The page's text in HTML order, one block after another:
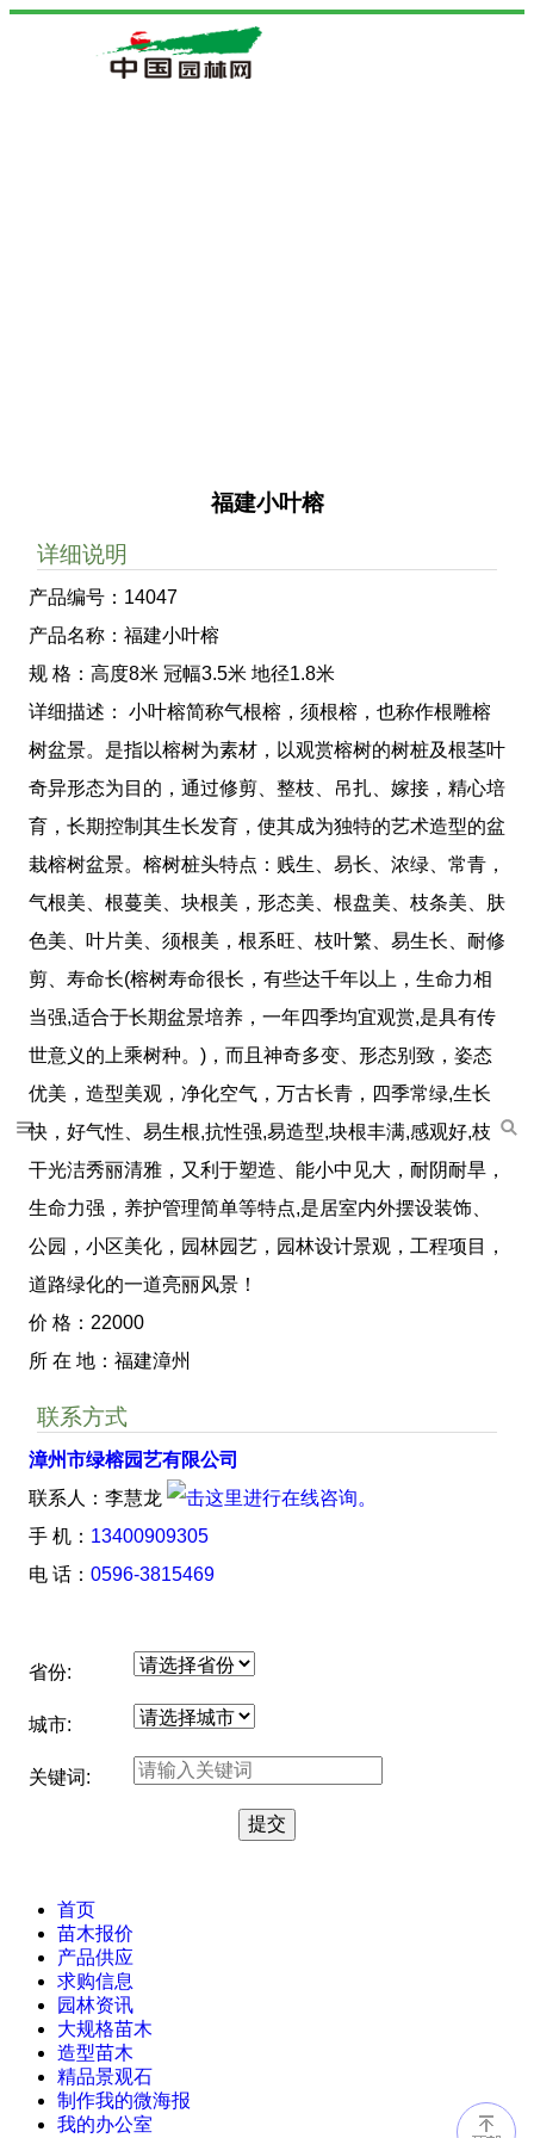
福建小叶榕
详细说明
产品编号：14047
产品名称：福建小叶榕
规 格：高度8米 冠幅3.5米 地径1.8米
详细描述： 小叶榕简称气根榕，须根榕，也称作根雕榕
树盆景。是指以榕树为素材，以观赏榕树的树桩及根茎叶
奇异形态为目的，通过修剪、整枝、吊扎、嫁接，精心培
育，长期控制其生长发育，使其成为独特的艺术造型的盆
栽榕树盆景。榕树桩头特点：贱生、易长、浓绿、常青，
气根美、根蔓美、块根美，形态美、根盘美、枝条美、肤
色美、叶片美、须根美，根系旺、枝叶繁、易生长、耐修
剪、寿命长(榕树寿命很长，有些达千年以上，生命力相
当强,适合于长期盆景培养，一年四季均宜观赏,是具有传
世意义的上乘树种。)，而且神奇多变、形态别致，姿态
优美，造型美观，净化空气，万古长青，四季常绿,生长
快，好气性、易生根,抗性强,易造型,块根丰满,感观好,枝
干光洁秀丽清雅，又利于塑造、能小中见大，耐阴耐旱，
生命力强，养护管理简单等特点,是居室内外摆设装饰、
公园，小区美化，园林园艺，园林设计景观，工程项目，
道路绿化的一道亮丽风景！
价 格：22000
所 在 地：福建漳州
联系方式
漳州市绿榕园艺有限公司
联系人：李慧龙
手 机： 13400909305
电 话： 0596-3815469
省份:
城市:
关键词:
首页
苗木报价
产品供应
求购信息
园林资讯
大规格苗木
造型苗木
精品景观石
制作我的微海报
我的办公室